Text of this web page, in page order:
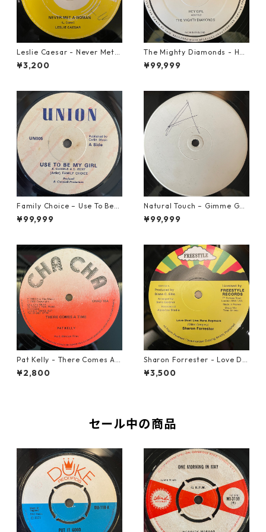
Leslie Caesar - Never Met A
Woman【12-50067】
¥3,200
The Mighty Diamonds - Hey
Girl【12-50053】
¥99,999
Family Choice – Use To Be
My Girl【7-22004】
¥99,999
Natural Touch – Gimme Goo
d Loving【12-50055】
¥99,999
Pat Kelly - There Comes A T
ime【12-50057】
¥2,800
Sharon Forrester - Love Do
n't Live Here Anymore【12-
50068】
¥3,500
セール中の商品